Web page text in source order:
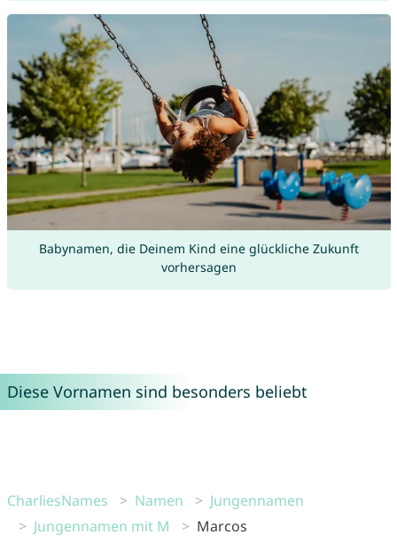
Babynamen, die Deinem Kind eine glückliche Zukunft
vorhersagen
Diese Vornamen sind besonders beliebt
CharliesNames Namen
Jungennamen
Jungennamen mit M
Marcos